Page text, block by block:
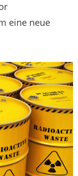
eine neue